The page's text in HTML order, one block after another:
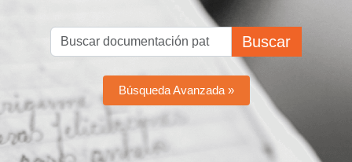
Buscar
Búsqueda Avanzada »